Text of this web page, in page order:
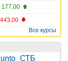
177,00
Все курсы
СТБ